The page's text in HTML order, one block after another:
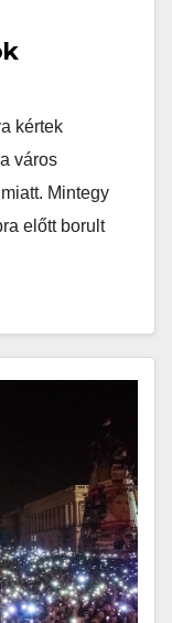
kértek
város
Mintegy
előtt borult